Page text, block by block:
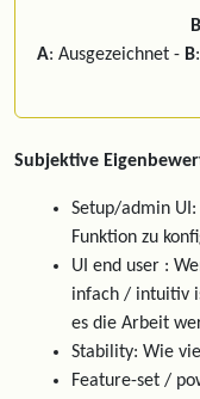
A: Ausgezeichnet - B
Subjektive
Setup/admin
Funktion zu
UI end user :
infach / intuitiv
es die Arbeit
Stability: Wie
Feature-set /